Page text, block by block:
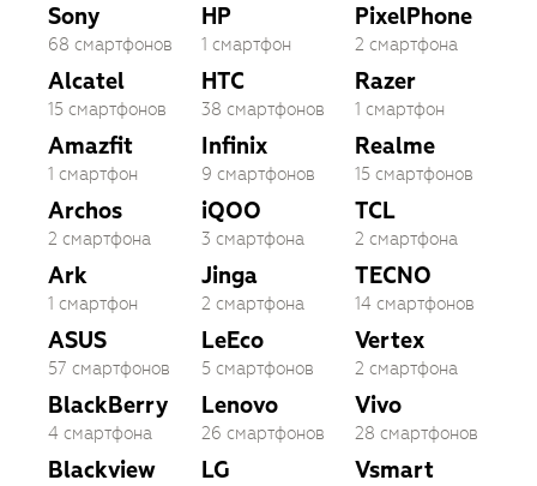
Sony
68 смартфонов
Alcatel
15 смартфонов
Amazfit
1 смартфон
Archos
2 смартфона
Ark
1 смартфон
ASUS
57 смартфонов
BlackBerry
4 смартфона
Blackview
HP
1 смартфон
HTC
38 смартфонов
Infinix
9 смартфонов
iQOO
3 смартфона
Jinga
2 смартфона
LeEco
5 смартфонов
Lenovo
26 смартфонов
LG
PixelPhone
2 смартфона
Razer
1 смартфон
Realme
15 смартфонов
TCL
2 смартфона
TECNO
14 смартфонов
Vertex
2 смартфона
Vivo
28 смартфонов
Vsmart